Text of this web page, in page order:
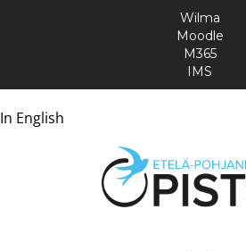
In English
Wilma
Moodle
M365
IMS